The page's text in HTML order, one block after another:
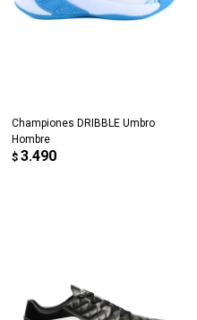
Championes DRIBBLE Umbro
Hombre
$ 3.490